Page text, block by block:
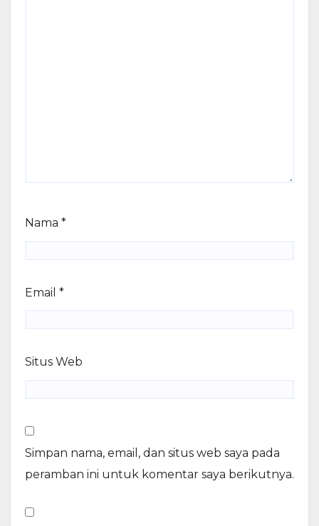
Nama *
Email *
Situs Web
Simpan nama, email, dan situs web saya pada
peramban ini untuk komentar saya berikutnya.